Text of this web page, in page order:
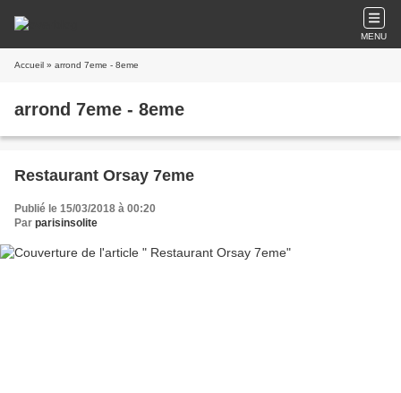
MENU
Accueil » arrond 7eme - 8eme
arrond 7eme - 8eme
Restaurant Orsay 7eme
Publié le 15/03/2018 à 00:20
Par parisinsolite